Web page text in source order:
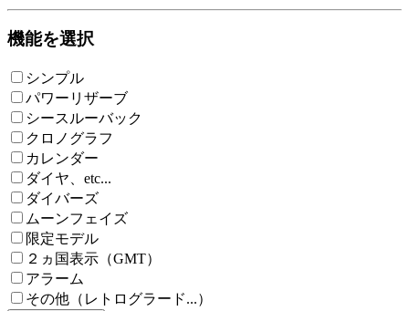
機能を選択
シンプル
パワーリザーブ
シースルーバック
クロノグラフ
カレンダー
ダイヤ、etc...
ダイバーズ
ムーンフェイズ
限定モデル
２ヵ国表示（GMT）
アラーム
その他（レトログラード...）